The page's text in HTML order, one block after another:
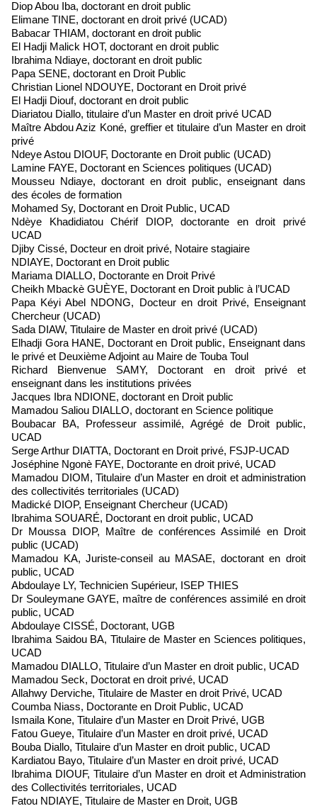
Diop Abou Iba, doctorant en droit public
Elimane TINE, doctorant en droit privé (UCAD)
Babacar THIAM, doctorant en droit public
El Hadji Malick HOT, doctorant en droit public
Ibrahima Ndiaye, doctorant en droit public
Papa SENE, doctorant en Droit Public
Christian Lionel NDOUYE, Doctorant en Droit privé
El Hadji Diouf, doctorant en droit public
Diariatou Diallo, titulaire d’un Master en droit privé UCAD
Maître Abdou Aziz Koné, greffier et titulaire d’un Master en droit
privé
Ndeye Astou DIOUF, Doctorante en Droit public (UCAD)
Lamine FAYE, Doctorant en Sciences politiques (UCAD)
Mousseu Ndiaye, doctorant en droit public, enseignant dans
des écoles de formation
Mohamed Sy, Doctorant en Droit Public, UCAD
Ndèye Khadidiatou Chérif DIOP, doctorante en droit privé
UCAD
Djiby Cissé, Docteur en droit privé, Notaire stagiaire
NDIAYE, Doctorant en Droit public
Mariama DIALLO, Doctorante en Droit Privé
Cheikh Mbackè GUÈYE, Doctorant en Droit public à l’UCAD
Papa Kéyi Abel NDONG, Docteur en droit Privé, Enseignant
Chercheur (UCAD)
Sada DIAW, Titulaire de Master en droit privé (UCAD)
Elhadji Gora HANE, Doctorant en Droit public, Enseignant dans
le privé et Deuxième Adjoint au Maire de Touba Toul
Richard Bienvenue SAMY, Doctorant en droit privé et
enseignant dans les institutions privées
Jacques Ibra NDIONE, doctorant en Droit public
Mamadou Saliou DIALLO, doctorant en Science politique
Boubacar BA, Professeur assimilé, Agrégé de Droit public,
UCAD
Serge Arthur DIATTA, Doctorant en Droit privé, FSJP-UCAD
Joséphine Ngonè FAYE, Doctorante en droit privé, UCAD
Mamadou DIOM, Titulaire d’un Master en droit et administration
des collectivités territoriales (UCAD)
Madické DIOP, Enseignant Chercheur (UCAD)
Ibrahima SOUARÉ, Doctorant en droit public, UCAD
Dr Moussa DIOP, Maître de conférences Assimilé en Droit
public (UCAD)
Mamadou KA, Juriste-conseil au MASAE, doctorant en droit
public, UCAD
Abdoulaye LY, Technicien Supérieur, ISEP THIES
Dr Souleymane GAYE, maître de conférences assimilé en droit
public, UCAD
Abdoulaye CISSÉ, Doctorant, UGB
Ibrahima Saidou BA, Titulaire de Master en Sciences politiques,
UCAD
Mamadou DIALLO, Titulaire d’un Master en droit public, UCAD
Mamadou Seck, Doctorat en droit privé, UCAD
Allahwy Derviche, Titulaire de Master en droit Privé, UCAD
Coumba Niass, Doctorante en Droit Public, UCAD
Ismaila Kone, Titulaire d’un Master en Droit Privé, UGB
Fatou Gueye, Titulaire d’un Master en droit privé, UCAD
Bouba Diallo, Titulaire d’un Master en droit public, UCAD
Kardiatou Bayo, Titulaire d’un Master en droit privé, UCAD
Ibrahima DIOUF, Titulaire d’un Master en droit et Administration
des Collectivités territoriales, UCAD
Fatou NDIAYE, Titulaire de Master en Droit, UGB